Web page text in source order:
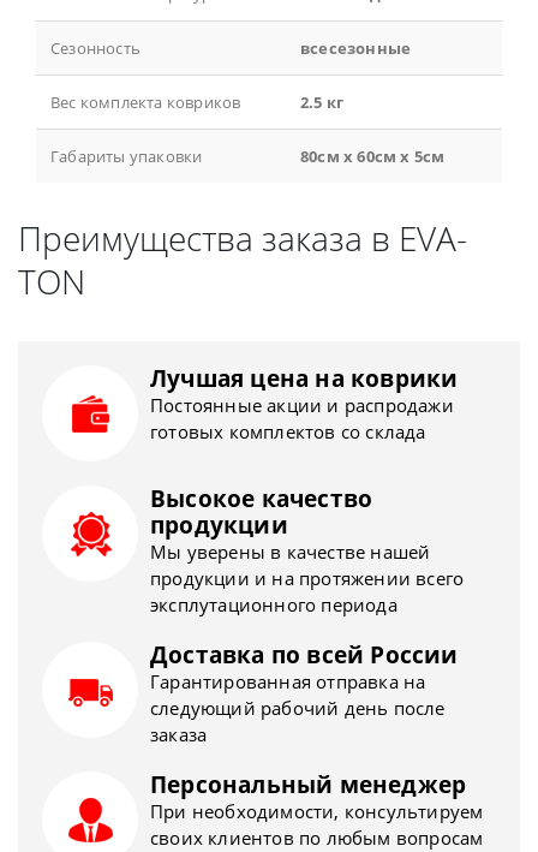
Сезонность всесезонные
Вес комплекта ковриков 2.5 кг
Габариты упаковки 80см x 60см x 5см
Преимущества заказа в EVA-
TON
Лучшая цена на коврики
Постоянные акции и распродажи
готовых комплектов со склада
Высокое качество
продукции
Мы уверены в качестве нашей
продукции и на протяжении всего
эксплутационного периода
Доставка по всей России
Гарантированная отправка на
следующий рабочий день после
заказа
Персональный менеджер
При необходимости, консультируем
своих клиентов по любым вопросам